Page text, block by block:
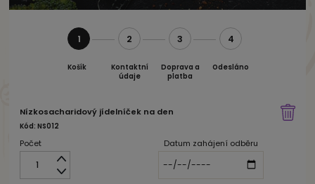
1
Košík
2
Kontaktní
údaje
3
Doprava a
platba
4
Odesláno
Nízkosacharidový jídelníček na den
Kód: NS012
Počet Datum zahájení odběru